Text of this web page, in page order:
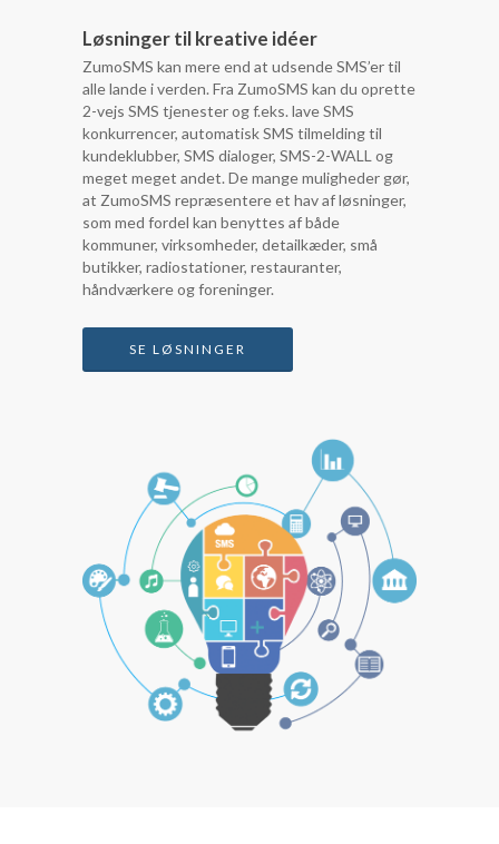
Løsninger til kreative idéer
ZumoSMS kan mere end at udsende SMS’er til
alle lande i verden. Fra ZumoSMS kan du oprette
2-vejs SMS tjenester og f.eks. lave SMS
konkurrencer, automatisk SMS tilmelding til
kundeklubber, SMS dialoger, SMS-2-WALL og
meget meget andet. De mange muligheder gør,
at ZumoSMS repræsentere et hav af løsninger,
som med fordel kan benyttes af både
kommuner, virksomheder, detailkæder, små
butikker, radiostationer, restauranter,
håndværkere og foreninger.
SE LØSNINGER